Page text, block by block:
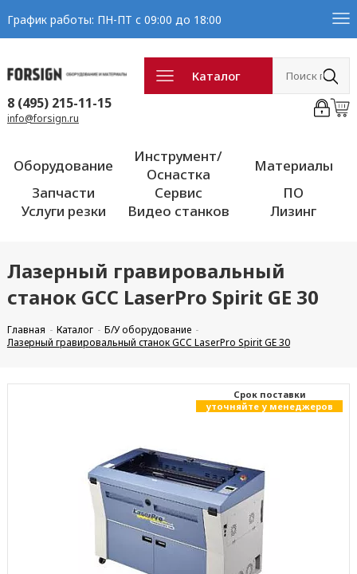
График работы: ПН-ПТ с 09:00 до 18:00
Каталог
8 (495) 215-11-15
info@forsign.ru
Оборудование
Инструмент/
Оснастка
Материалы
Запчасти
Сервис
ПО
Услуги резки
Видео станков Лизинг
Лазерный гравировальный
станок GCC LaserPro Spirit GE 30
Главная Каталог
Б/У оборудование
Лазерный гравировальный станок GCC LaserPro Spirit GE 30
Cрок поставки
уточняйте у менеджеров